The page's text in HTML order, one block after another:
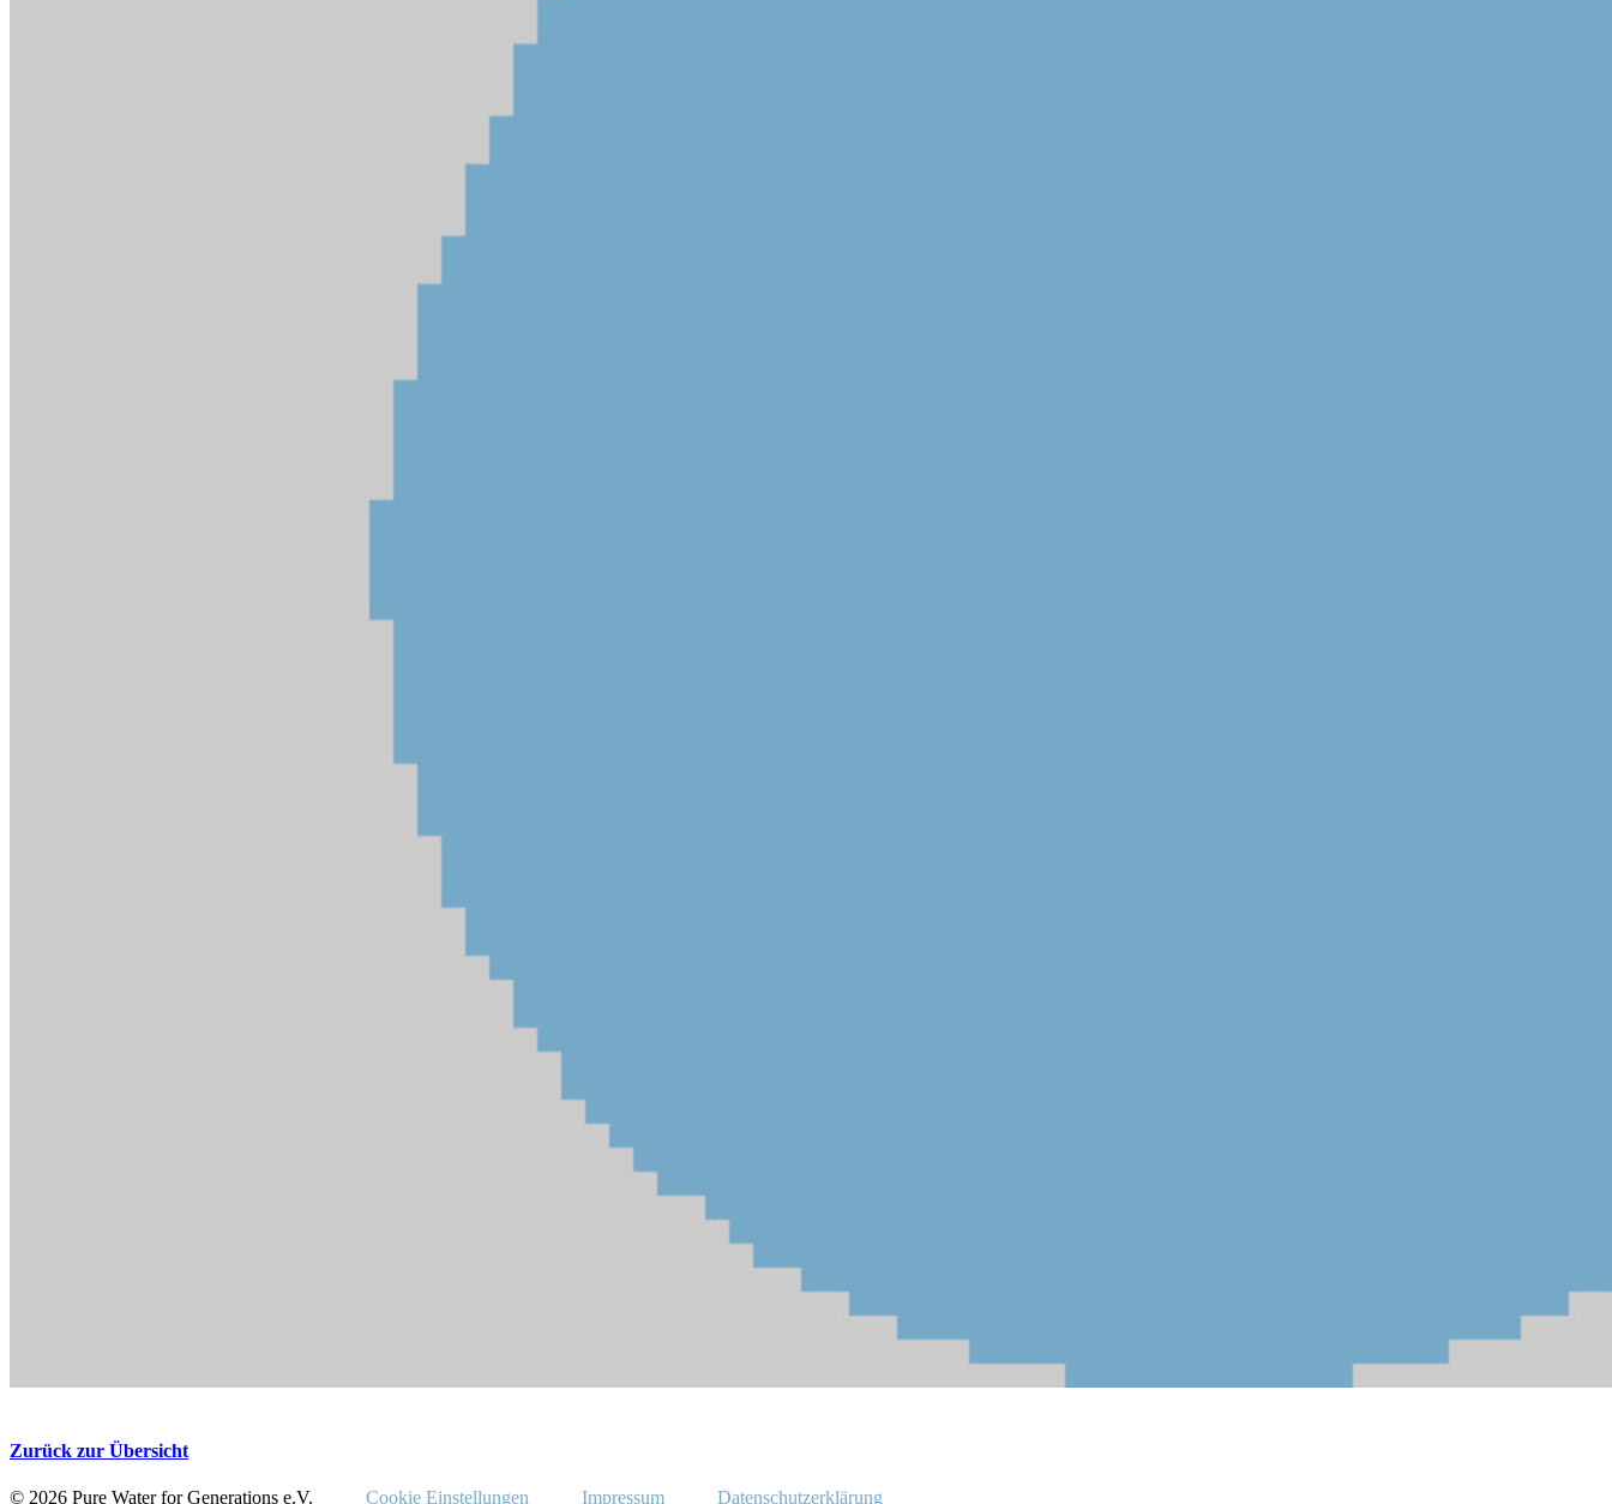
Zurück zur Übersicht
© 2026 Pure Water for Generations e.V. Cookie Einstellungen Impressum Datenschutzerklärung